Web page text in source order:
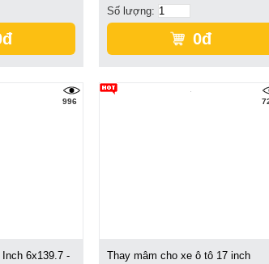
Số lượng:
0đ
996
6x139.7 -
Thay mâm cho xe ô tô 17 inch